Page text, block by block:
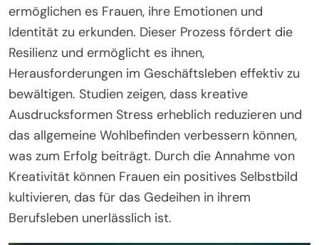
ermöglichen es Frauen, ihre Emotionen und
Identität zu erkunden. Dieser Prozess fördert die
Resilienz und ermöglicht es ihnen,
Herausforderungen im Geschäftsleben effektiv zu
bewältigen. Studien zeigen, dass kreative
Ausdrucksformen Stress erheblich reduzieren und
das allgemeine Wohlbefinden verbessern können,
was zum Erfolg beiträgt. Durch die Annahme von
Kreativität können Frauen ein positives Selbstbild
kultivieren, das für das Gedeihen in ihrem
Berufsleben unerlässlich ist.